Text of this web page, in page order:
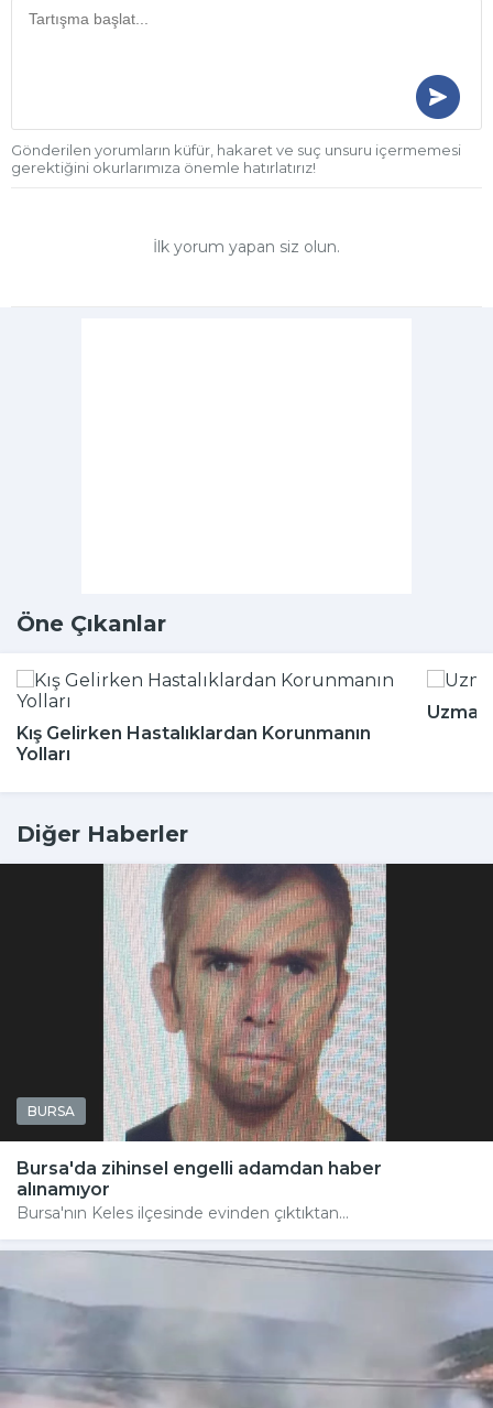
Gönderilen yorumların küfür, hakaret ve suç unsuru içermemesi
gerektiğini okurlarımıza önemle hatırlatırız!
İlk yorum yapan siz olun.
Öne Çıkanlar
Kış Gelirken Hastalıklardan Korunmanın
Yolları
Diğer Haberler
BURSA
Bursa'da zihinsel engelli adamdan haber
alınamıyor
Bursa'nın Keles ilçesinde evinden çıktıktan...